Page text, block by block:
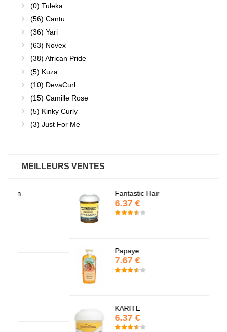
(0) Tuleka
(56) Cantu
(36) Yari
(63) Novex
(38) African Pride
(5) Kuza
(10) DevaCurl
(15) Camille Rose
(5) Kinky Curly
(3) Just For Me
MEILLEURS VENTES
Fantastic Hair
6.37 €
Papaye
7.67 €
KARITE
6.37 €